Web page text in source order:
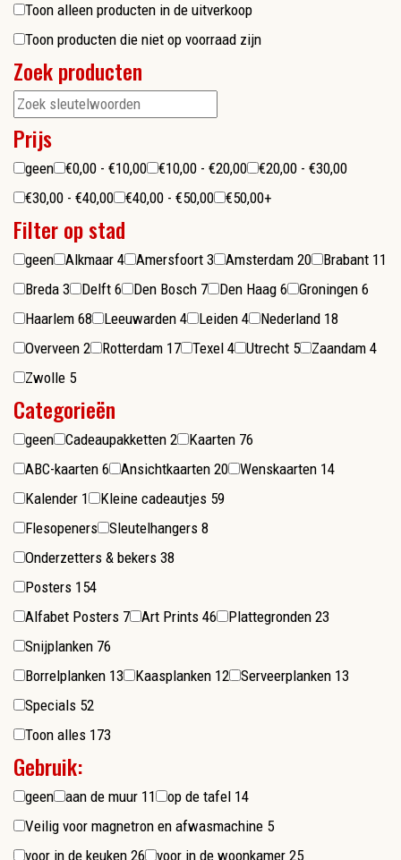
Toon alleen producten in de uitverkoop
Toon producten die niet op voorraad zijn
Zoek producten
Prijs
geen €0,00 - €10,00 €10,00 - €20,00
€20,00 - €30,00
€30,00 - €40,00
€40,00 - €50,00 €50,00+
Filter op stad
geen Alkmaar 4 Amersfoort 3 Amsterdam 20 Brabant 11
Breda 3 Delft 6 Den Bosch 7 Den Haag 6 Groningen 6
Haarlem 68 Leeuwarden 4 Leiden 4 Nederland 18
Overveen 2 Rotterdam 17 Texel 4 Utrecht 5 Zaandam 4
Zwolle 5
Categorieën
geen Cadeaupakketten 2 Kaarten 76
ABC-kaarten 6 Ansichtkaarten 20 Wenskaarten 14
Kalender 1 Kleine cadeautjes 59
Flesopeners
Sleutelhangers 8
Onderzetters & bekers 38
Posters 154
Alfabet Posters 7 Art Prints 46 Plattegronden 23
Snijplanken 76
Borrelplanken 13 Kaasplanken 12 Serveerplanken 13
Specials 52
Toon alles 173
Gebruik:
geen aan de muur 11 op de tafel 14
Veilig voor magnetron en afwasmachine 5
voor in de keuken 26 voor in de woonkamer 25